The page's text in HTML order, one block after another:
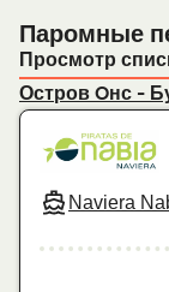
Паромные
Просмотр
Остров Oнс -
Naviera